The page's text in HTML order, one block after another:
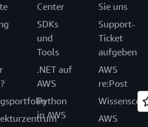
Center
SDKs
und
Tools
.NET auf
AWS
Python
in AWS
Sie uns
Support-
Ticket
aufgeben
AWS
re:Post
AWS